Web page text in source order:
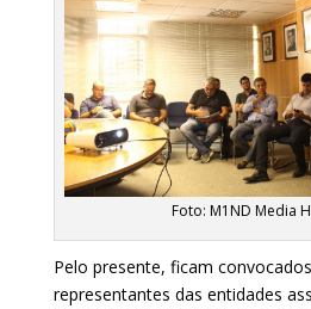
Foto: M1ND Media
Pelo presente, ficam
representantes das entidades